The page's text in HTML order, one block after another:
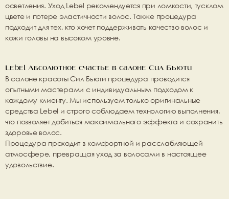
осветления. Уход Lebel рекомендуется при ломкости, тусклом
цвете и потере эластичности волос. Также процедура
подходит для тех, кто хочет поддерживать качество волос и
кожи головы на высоком уровне.
Lebel Абсолютное счастье в салоне Сил Бьюти
В салоне красоты Сил Бьюти процедура проводится
опытными мастерами с индивидуальным подходом к
каждому клиенту. Мы используем только оригинальные
средства Lebel и строго соблюдаем технологию выполнения,
что позволяет добиться максимального эффекта и сохранить
здоровье волос.
Процедура проходит в комфортной и расслабляющей
атмосфере, превращая уход за волосами в настоящее
удовольствие.